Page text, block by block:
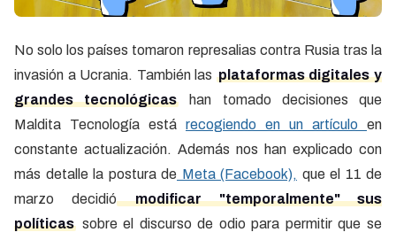
No solo los países tomaron represalias contra Rusia tras la
invasión a Ucrania. También las plataformas digitales y
grandes tecnológicas
han tomado decisiones que
Maldita Tecnología está recogiendo en un artículo en
constante actualización. Además nos han explicado con
más detalle la postura de Meta (Facebook), que el 11 de
marzo decidiómodificar "temporalmente" sus
políticas sobre el discurso de odio para permitir que se